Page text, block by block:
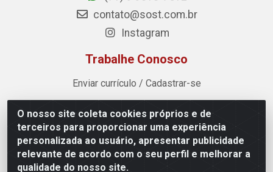
O nosso site coleta cookies próprios e de
terceiros para proporcionar uma experiência
personalizada ao usuário, apresentar publicidade
relevante de acordo com o seu perfil e melhorar a
qualidade do nosso site.
contato@sost.com.br
Instagram
Trabalhe Conosco
Enviar currículo / Cadastrar-se
Sost Distribuidora - Rua Cândido Rissut, 254 - Recreio
Ipitanga, Lauro de Freitas/BA - CEP 42.700-590 - CNPJ
07.041.307/0001-80